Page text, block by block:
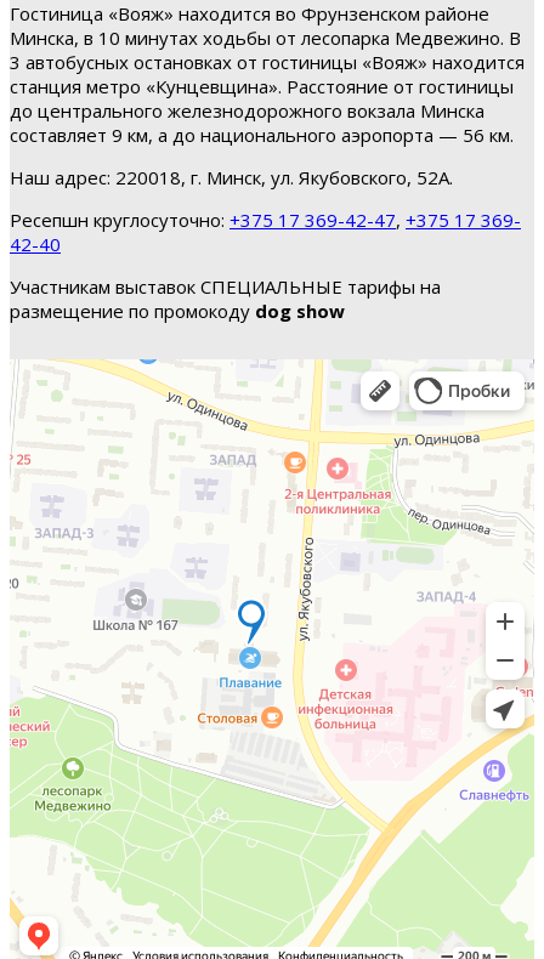
Гостиница «Вояж» находится во Фрунзенском районе
Минска, в 10 минутах ходьбы от лесопарка Медвежино. В
3 автобусных остановках от гостиницы «Вояж» находится
станция метро «Кунцевщина». Расстояние от гостиницы
до центрального железнодорожного вокзала Минска
составляет 9 км, а до национального аэропорта — 56 км.
Наш адрес: 220018, г. Минск, ул. Якубовского, 52А.
Ресепшн круглосуточно: +375 17 369-42-47, +375 17 369-
42-40
Участникам выставок СПЕЦИАЛЬНЫЕ тарифы на
размещение по промокоду dog show